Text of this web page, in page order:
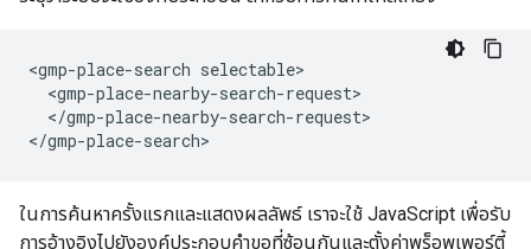
<gmp-place-search selectable>
  <gmp-place-nearby-search-request>
  </gmp-place-nearby-search-request>
ในการค้นหาครั้งแรกและแสดงผลลัพธ์ เราจะใช้ JavaScript เพื่อรับ
การอ้างอิงไปยังองค์ประกอบคำขอที่ซ้อนกันและตั้งค่าพร็อพเพอร์ตี้